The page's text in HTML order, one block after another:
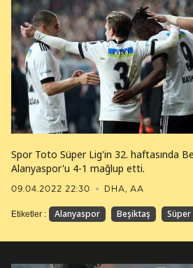
09.04.2022 22:30 DHA, AA
Spor Toto Süper Lig'in 32. haftasında
Alanyaspor'u 4-1 mağlup etti.
Etiketler : Alanyaspor Beşiktaş Süper